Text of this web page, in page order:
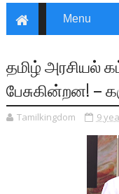
தமிழ் அரசியல்
பேசுகின்றன! –
Tamilkingdom 9